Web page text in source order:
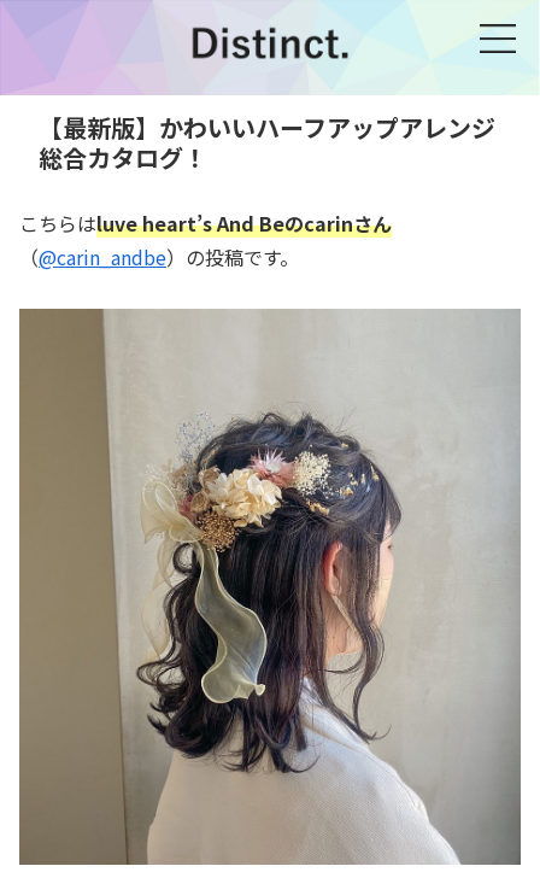
【最新版】かわいいハーフアップアレンジ
総合カタログ！
こちらはluve heart’s And Beのcarinさん
（@carin_andbe）の投稿です。